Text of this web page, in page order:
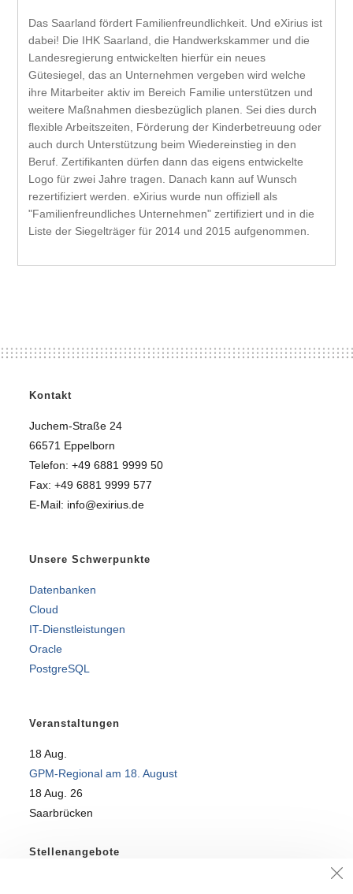
Das Saarland fördert Familienfreundlichkeit. Und eXirius ist
dabei! Die IHK Saarland, die Handwerkskammer und die
Landesregierung entwickelten hierfür ein neues
Gütesiegel, das an Unternehmen vergeben wird welche
ihre Mitarbeiter aktiv im Bereich Familie unterstützen und
weitere Maßnahmen diesbezüglich planen. Sei dies durch
flexible Arbeitszeiten, Förderung der Kinderbetreuung oder
auch durch Unterstützung beim Wiedereinstieg in den
Beruf. Zertifikanten dürfen dann das eigens entwickelte
Logo für zwei Jahre tragen. Danach kann auf Wunsch
rezertifiziert werden. eXirius wurde nun offiziell als
"Familienfreundliches Unternehmen" zertifiziert und in die
Liste der Siegelträger für 2014 und 2015 aufgenommen.
Kontakt
Juchem-Straße 24
66571 Eppelborn
Telefon: +49 6881 9999 50
Fax: +49 6881 9999 577
E-Mail: info@exirius.de
Unsere Schwerpunkte
Datenbanken
Cloud
IT-Dienstleistungen
Oracle
PostgreSQL
Veranstaltungen
18 Aug.
GPM-Regional am 18. August
18 Aug. 26
Saarbrücken
Stellenangebote